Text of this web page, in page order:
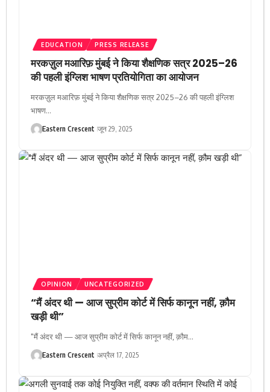
EDUCATION PRESS RELEASE
मरकज़ुल मआरिफ़ मुंबई ने किया शैक्षणिक सत्र 2025–26
की पहली इंग्लिश भाषण प्रतियोगिता का आयोजन
मरकज़ुल मआरिफ़ मुंबई ने किया शैक्षणिक सत्र 2025–26 की पहली इंग्लिश
भाषण…
Eastern Crescent जून 29, 2025
OPINION UNCATEGORIZED
“मैं अंदर थी — आज सुप्रीम कोर्ट में सिर्फ कानून नहीं, क़ौम
खड़ी थी”
"मैं अंदर थी — आज सुप्रीम कोर्ट में सिर्फ कानून नहीं, क़ौम…
Eastern Crescent अप्रैल 17, 2025